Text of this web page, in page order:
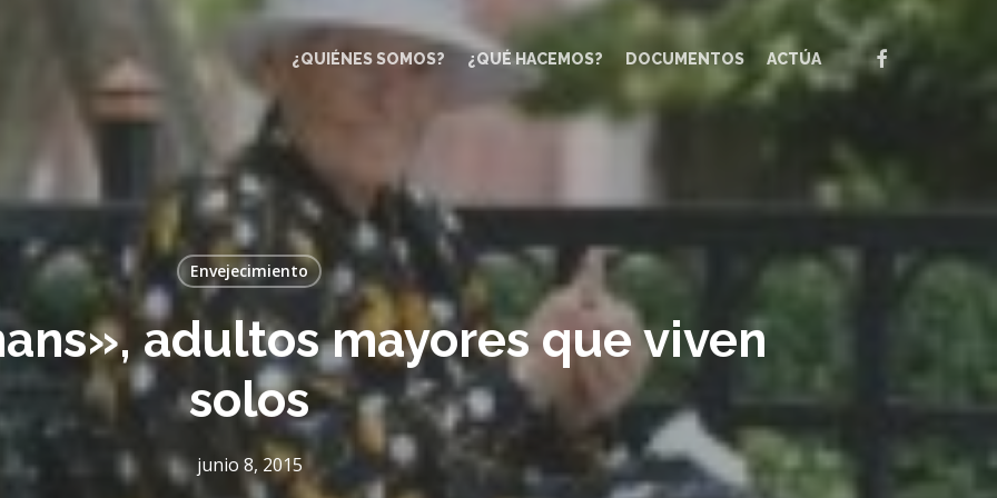
¿QUIÉNES SOMOS? ¿QUÉ HACEMOS? DOCUMENTOS ACTÚA FACEBOOK
Envejecimiento
adultos mayores que viven
solos
junio 8, 2015